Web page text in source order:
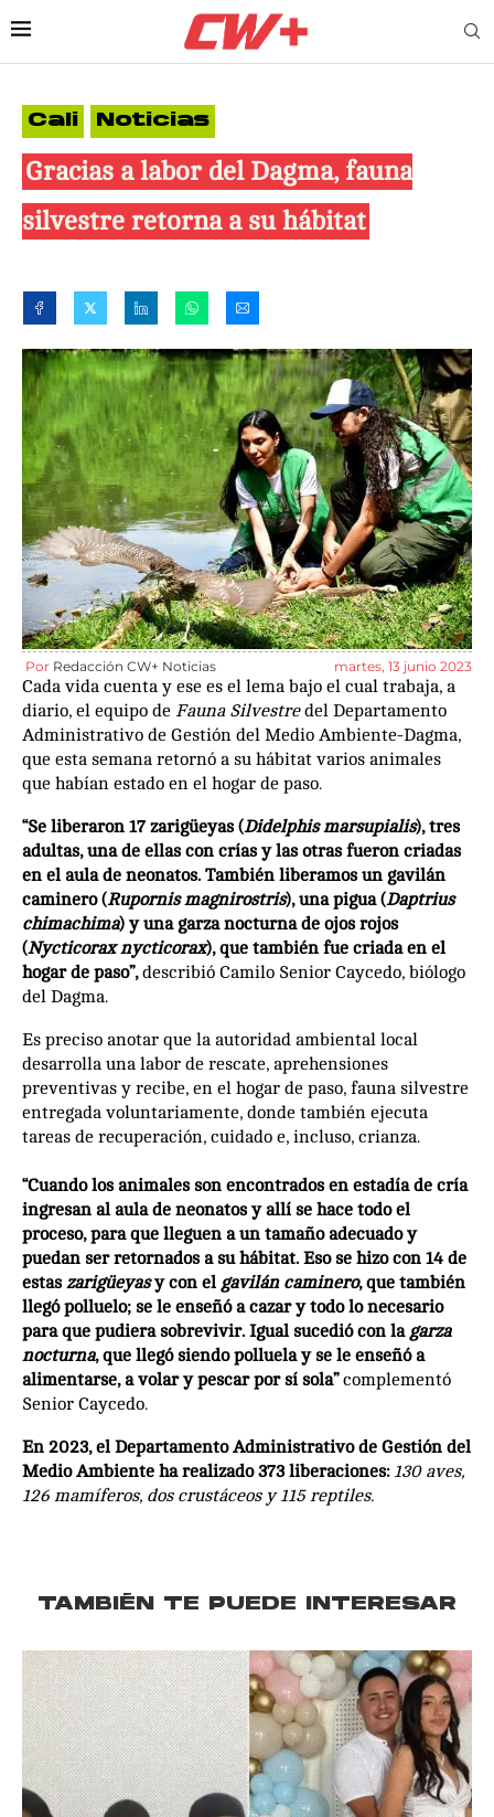
Cali Noticias
Gracias a labor del Dagma, fauna
silvestre retorna a su hábitat
Por Redacción CW+ Noticias martes, 13 junio 2023
Cada vida cuenta y ese es el lema bajo el cual trabaja, a
diario, el equipo de Fauna Silvestredel Departamento
Administrativo de Gestión del Medio Ambiente-Dagma,
que esta semana retornó a su hábitat varios animales
que habían estado en el hogar de paso.
“Se liberaron 17 zarigüeyas (Didelphis marsupialis), tres
adultas, una de ellas con crías y las otras fueron criadas
en el aula de neonatos. También liberamos un gavilán
caminero (Rupornis magnirostris), una pigua (Daptrius
chimachima) y una garza nocturna de ojos rojos
(Nycticorax nycticorax), que también fue criada en el
hogar de paso”,describió Camilo Senior Caycedo, biólogo
del Dagma.
Es preciso anotar que la autoridad ambiental local
desarrolla una labor de rescate, aprehensiones
preventivas y recibe, en el hogar de paso, fauna silvestre
entregada voluntariamente, donde también ejecuta
tareas de recuperación, cuidado e, incluso, crianza.
“Cuando los animales son encontrados en estadía de cría
ingresan al aula de neonatos y allí se hace todo el
proceso, para que lleguen a un tamaño adecuado y
puedan ser retornados a su hábitat. Eso se hizo con 14 de
estas zarigüeyasy con el gavilán caminero, que también
llegó polluelo; se le enseñó a cazar y todo lo necesario
para que pudiera sobrevivir. Igual sucedió con la garza
nocturna, que llegó siendo polluela y se le enseñó a
alimentarse, a volar y pescar por sí sola”complementó
Senior Caycedo.
En 2023, el Departamento Administrativo de Gestión del
Medio Ambiente ha realizado 373 liberaciones: 130 aves,
126 mamíferos, dos crustáceos y 115 reptiles.
TAMBIÉN TE PUEDE INTERESAR